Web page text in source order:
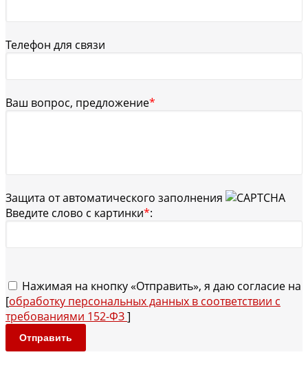
Телефон для связи
Ваш вопрос, предложение*
Защита от автоматического заполнения
Введите слово с картинки*:
Нажимая на кнопку «Отправить», я даю согласие на
[обработку персональных данных в соответствии с
требованиями 152-ФЗ]
Отправить